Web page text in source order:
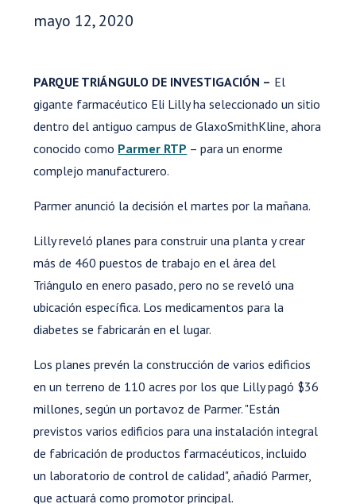
Fecha de publicación:
mayo 12, 2020
PARQUE TRIÁNGULO DE INVESTIGACIÓN – El
gigante farmacéutico Eli Lilly ha seleccionado un sitio
dentro del antiguo campus de GlaxoSmithKline, ahora
conocido como Parmer RTP – para un enorme
complejo manufacturero.
Parmer anunció la decisión el martes por la mañana.
Lilly reveló planes para construir una planta y crear
más de 460 puestos de trabajo en el área del
Triángulo en enero pasado, pero no se reveló una
ubicación específica. Los medicamentos para la
diabetes se fabricarán en el lugar.
Los planes prevén la construcción de varios edificios
en un terreno de 110 acres por los que Lilly pagó $36
millones, según un portavoz de Parmer. "Están
previstos varios edificios para una instalación integral
de fabricación de productos farmacéuticos, incluido
un laboratorio de control de calidad", añadió Parmer,
que actuará como promotor principal.